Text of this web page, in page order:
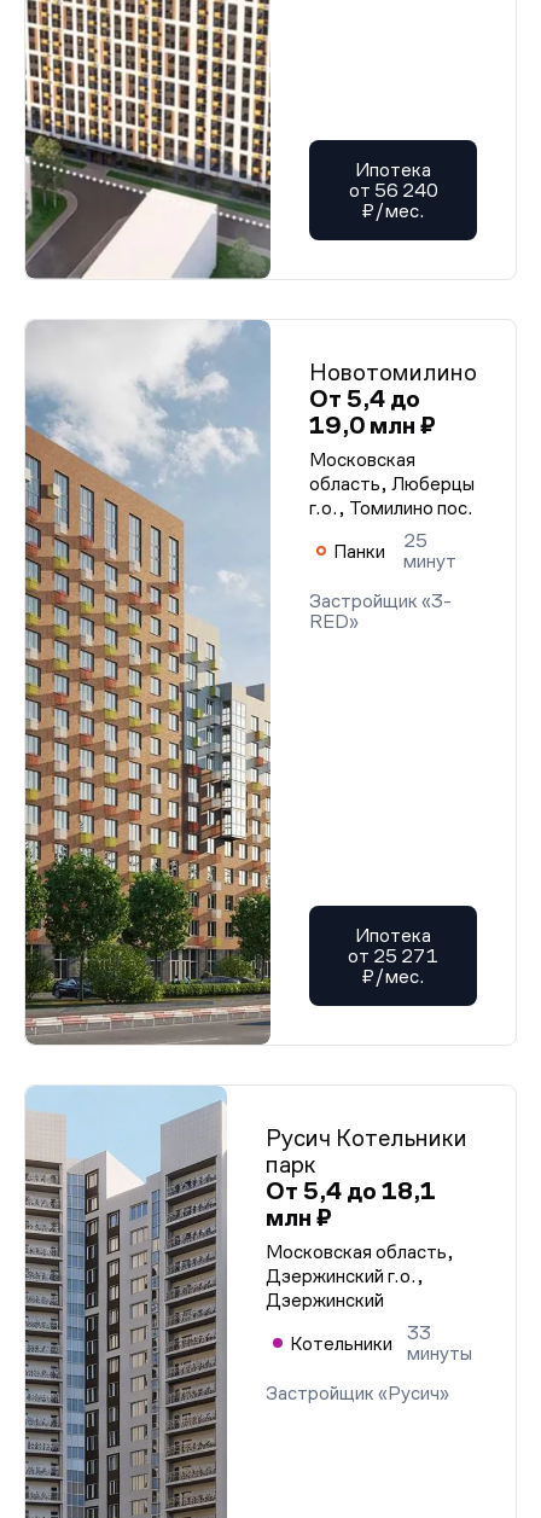
Ипотека
от 56 240
₽/мес.
Новотомилино
От 5,4 до
19,0 млн ₽
Московская
область, Люберцы
г.о., Томилино пос.
Панки
25
минут
Застройщик «3-
RED»
Ипотека
от 25 271
₽/мес.
Русич Котельники
парк
От 5,4 до 18,1
млн ₽
Московская область,
Дзержинский г.о.,
Дзержинский
Котельники
33
минуты
Застройщик «Русич»